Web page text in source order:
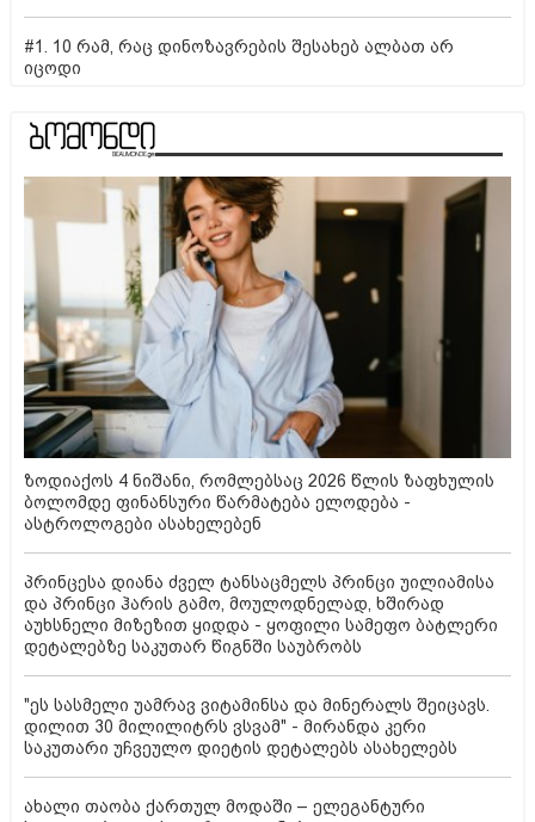
#1. 10 რამ, რაც დინოზავრების შესახებ ალბათ არ
იცოდი
ზოდიაქოს 4 ნიშანი, რომლებსაც 2026 წლის ზაფხულის
ბოლომდე ფინანსური წარმატება ელოდება -
ასტროლოგები ასახელებენ
პრინცესა დიანა ძველ ტანსაცმელს პრინცი უილიამისა
და პრინცი ჰარის გამო, მოულოდნელად, ხშირად
აუხსნელი მიზეზით ყიდდა - ყოფილი სამეფო ბატლერი
დეტალებზე საკუთარ წიგნში საუბრობს
"ეს სასმელი უამრავ ვიტამინსა და მინერალს შეიცავს.
დილით 30 მილილიტრს ვსვამ" - მირანდა კერი
საკუთარი უჩვეულო დიეტის დეტალებს ასახელებს
ახალი თაობა ქართულ მოდაში – ელეგანტური